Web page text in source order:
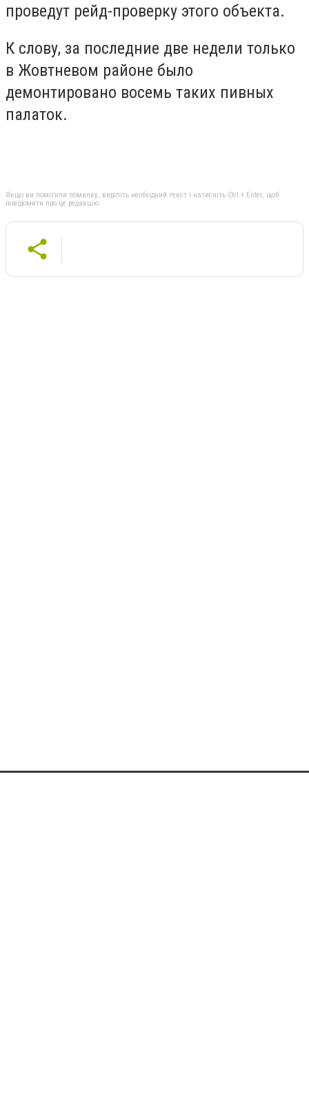
проведут рейд-проверку этого объекта.
К слову, за последние две недели только
в Жовтневом районе было
демонтировано восемь таких пивных
палаток.
Якщо ви помітили помилку, виділіть необхідний текст і натисніть Ctrl + Enter, щоб
повідомити про це редакцію